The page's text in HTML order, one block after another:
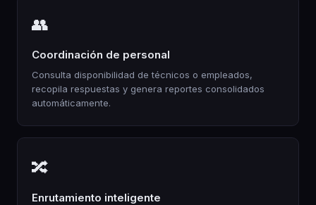
👥
Coordinación de personal
Consulta disponibilidad de técnicos o empleados,
recopila respuestas y genera reportes consolidados
automáticamente.
🔀
Enrutamiento inteligente